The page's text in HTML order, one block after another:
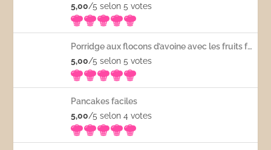
5,00/5 selon 5votes
Porridge aux flocons d’avoine avec les fruits frais
5,00/5 selon 5votes
Pancakes faciles
5,00/5 selon 4votes